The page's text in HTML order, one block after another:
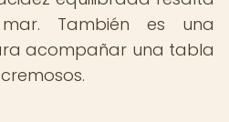
También es una
acompañar una tabla